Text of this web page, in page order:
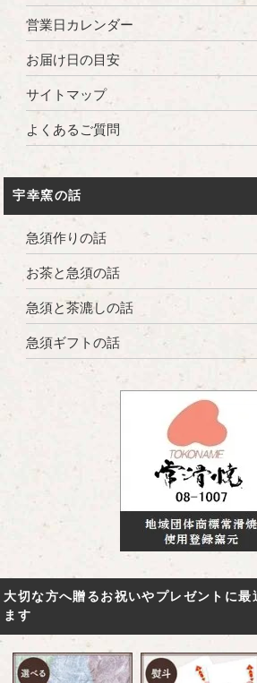
営業日カレンダー
お届け日の目安
サイトマップ
よくあるご質問
宇幸窯の話
急須作りの話
お茶と急須の話
急須と茶漉しの話
急須ギフトの話
大切な方へ贈るお祝いやプレゼントに最
ます